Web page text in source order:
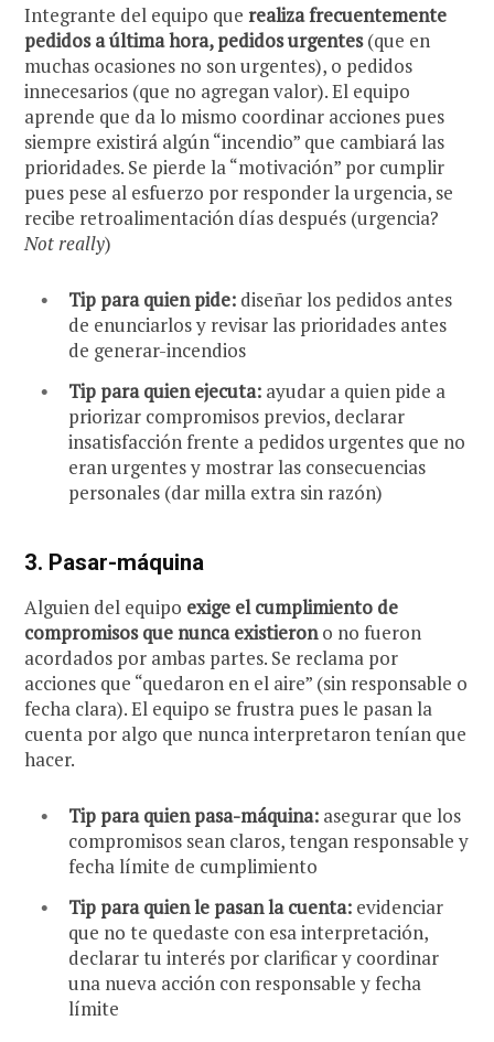
Integrante del equipo que realiza frecuentemente
pedidos a última hora, pedidos urgentes(que en
muchas ocasiones no son urgentes), o pedidos
innecesarios (que no agregan valor). El equipo
aprende que da lo mismo coordinar acciones pues
siempre existirá algún “incendio” que cambiará las
prioridades. Se pierde la “motivación” por cumplir
pues pese al esfuerzo por responder la urgencia, se
recibe retroalimentación días después (urgencia?
Not really)
Tip para quien pide: diseñar los pedidos antes
de enunciarlos y revisar las prioridades antes
de generar-incendios
Tip para quien ejecuta: ayudar a quien pide a
priorizar compromisos previos, declarar
insatisfacción frente a pedidos urgentes que no
eran urgentes y mostrar las consecuencias
personales (dar milla extra sin razón)
3. Pasar-máquina
Alguien del equipo exige el cumplimiento de
compromisos que nunca existierono no fueron
acordados por ambas partes. Se reclama por
acciones que “quedaron en el aire” (sin responsable o
fecha clara). El equipo se frustra pues le pasan la
cuenta por algo que nunca interpretaron tenían que
hacer.
Tip para quien pasa-máquina: asegurar que los
compromisos sean claros, tengan responsable y
fecha límite de cumplimiento
Tip para quien le pasan la cuenta: evidenciar
que no te quedaste con esa interpretación,
declarar tu interés por clarificar y coordinar
una nueva acción con responsable y fecha
límite